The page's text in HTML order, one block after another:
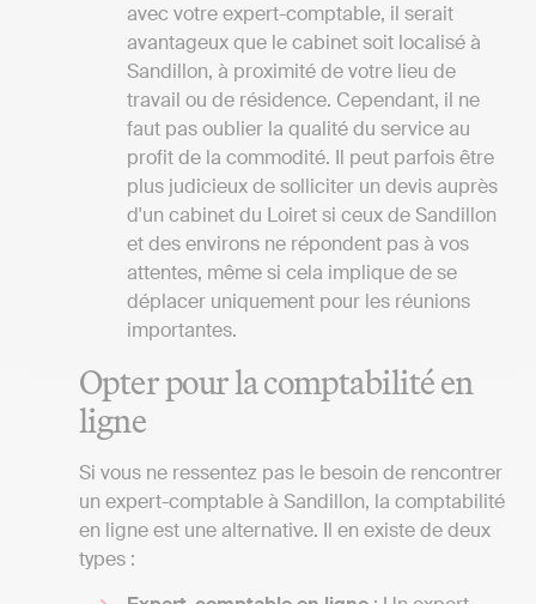
avec votre expert-comptable, il serait
avantageux que le cabinet soit localisé à
Sandillon, à proximité de votre lieu de
travail ou de résidence. Cependant, il ne
faut pas oublier la qualité du service au
profit de la commodité. Il peut parfois être
plus judicieux de solliciter un devis auprès
d'un cabinet du Loiret si ceux de Sandillon
et des environs ne répondent pas à vos
attentes, même si cela implique de se
déplacer uniquement pour les réunions
importantes.
Opter pour la comptabilité en
ligne
Si vous ne ressentez pas le besoin de rencontrer
un expert-comptable à Sandillon, la comptabilité
en ligne est une alternative. Il en existe de deux
types :